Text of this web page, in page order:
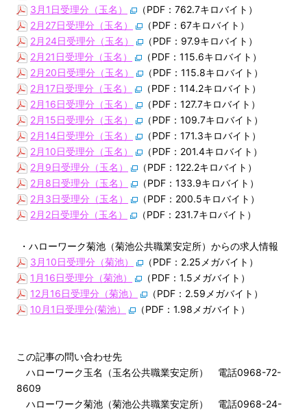
3月1日受理分（玉名）
（PDF：762.7キロバイト）
2月27日受理分（玉名）
（PDF：67キロバイト）
2月24日受理分（玉名）
（PDF：97.9キロバイト）
2月21日受理分（玉名）
（PDF：115.6キロバイト）
2月20日受理分（玉名）
（PDF：115.8キロバイト）
2月17日受理分（玉名）
（PDF：114.2キロバイト）
2月16日受理分（玉名）
（PDF：127.7キロバイト）
2月15日受理分（玉名）
（PDF：109.7キロバイト）
2月14日受理分（玉名）
（PDF：171.3キロバイト）
2月10日受理分（玉名）
（PDF：201.4キロバイト）
2月9日受理分（玉名）
（PDF：122.2キロバイト）
2月8日受理分（玉名）
（PDF：133.9キロバイト）
2月3日受理分（玉名）
（PDF：200.5キロバイト）
2月2日受理分（玉名）
（PDF：231.7キロバイト）
・ハローワーク菊池（菊池公共職業安定所）からの求人情報
3月10日受理分（菊池）
（PDF：2.25メガバイト）
1月16日受理分（菊池）
（PDF：1.5メガバイト）
12月16日受理分（菊池）
（PDF：2.59メガバイト）
10月1日受理分(菊池）
（PDF：1.98メガバイト）
この記事の問い合わせ先
ハローワーク玉名（玉名公共職業安定所） 電話0968-72-
8609
ハローワーク菊池（菊池公共職業安定所） 電話0968-24-